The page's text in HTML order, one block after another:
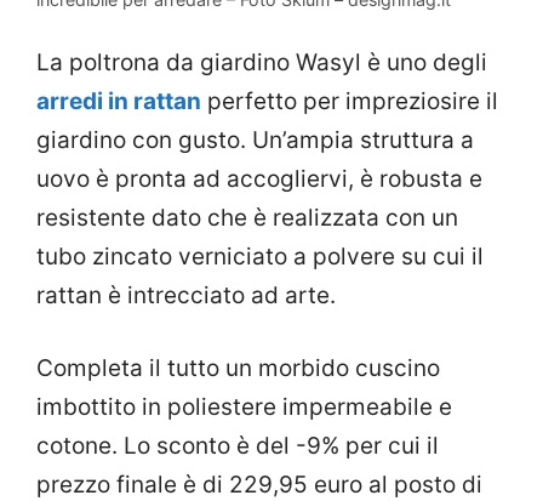
La poltrona da giardino Wasyl è uno degli
arredi in rattan perfetto per impreziosire il
giardino con gusto. Un’ampia struttura a
uovo è pronta ad accogliervi, è robusta e
resistente dato che è realizzata con un
tubo zincato verniciato a polvere su cui il
rattan è intrecciato ad arte.
Completa il tutto un morbido cuscino
imbottito in poliestere impermeabile e
cotone. Lo sconto è del -9% per cui il
prezzo finale è di 229,95 euro al posto di